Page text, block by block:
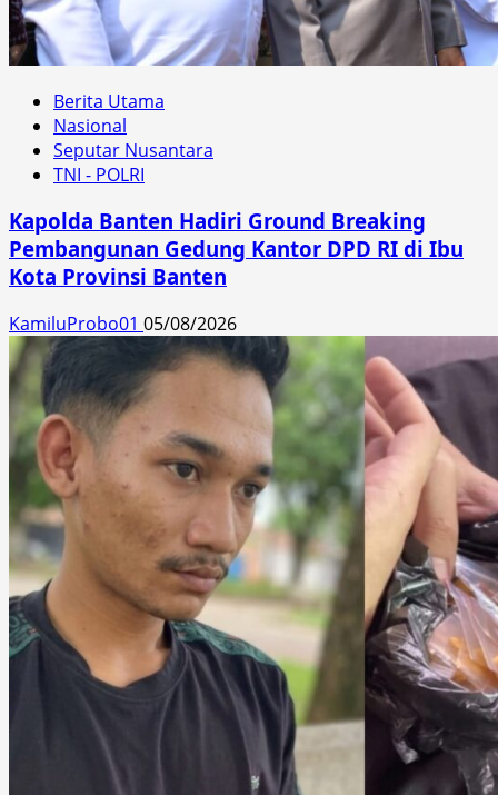
Berita Utama
Nasional
Seputar Nusantara
TNI - POLRI
Kapolda Banten Hadiri Ground Breaking
Pembangunan Gedung Kantor DPD RI di Ibu
Kota Provinsi Banten
KamiluProbo01 05/08/2026